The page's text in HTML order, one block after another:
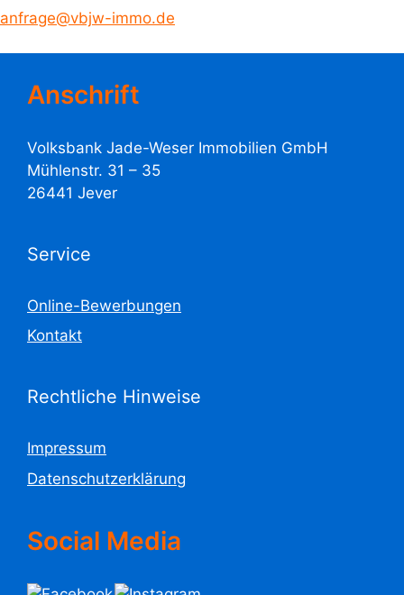
anfrage@vbjw-immo.de
Anschrift
Volksbank Jade-Weser Immobilien GmbH
Mühlenstr. 31 – 35
26441 Jever
Service
Online-Bewerbungen
Kontakt
Rechtliche Hinweise
Impressum
Datenschutzerklärung
Social Media